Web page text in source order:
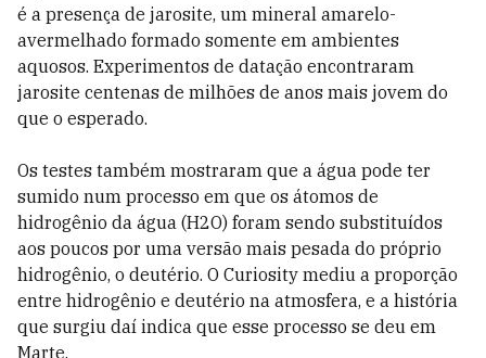
é a presença de jarosite, um mineral amarelo-
avermelhado formado somente em ambientes
aquosos. Experimentos de datação encontraram
jarosite centenas de milhões de anos mais jovem do
que o esperado.
Os testes também mostraram que a água pode ter
sumido num processo em que os átomos de
hidrogênio da água (H2O) foram sendo substituídos
aos poucos por uma versão mais pesada do próprio
hidrogênio, o deutério. O Curiosity mediu a proporção
entre hidrogênio e deutério na atmosfera, e a história
que surgiu daí indica que esse processo se deu em
Marte.